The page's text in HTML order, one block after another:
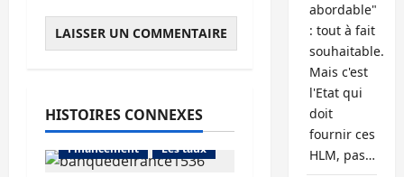
HISTOIRES CONNEXES
Abonnés
Financement
Les taux
abordable"
: tout à fait
souhaitable.
Mais c'est
l'Etat qui
doit
fournir ces
HLM, pas…